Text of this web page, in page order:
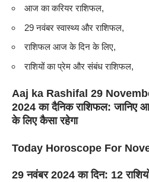
आज का करियर राशिफल,
29 नवंबर स्वास्थ्य और राशिफल,
राशिफल आज के दिन के लिए,
राशियों का प्रेम और संबंध राशिफल,
Aaj ka Rashifal 29
2024 का दैनिक राशिफल: जानिए
के लिए कैसा रहेगा
Today Horoscope For
29 नवंबर 2024 का दिन: 12